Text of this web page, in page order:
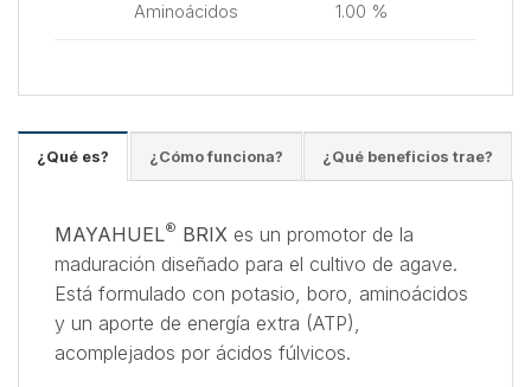
Aminoácidos 1.00 %
¿Qué es? ¿Cómo funciona? ¿Qué beneficios trae?
MAYAHUEL® BRIX es un promotor de la
maduración diseñado para el cultivo de agave.
Está formulado con potasio, boro, aminoácidos
y un aporte de energía extra (ATP),
acomplejados por ácidos fúlvicos.